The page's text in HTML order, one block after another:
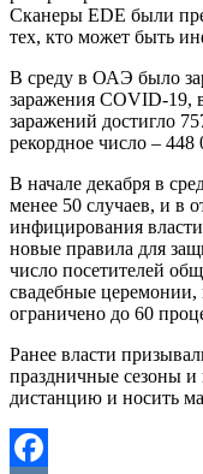
Сканеры EDE были
тех, кто может быть
В среду в ОАЭ было
заражения COVID-19,
заражений достигло
рекордное число –
В начале декабря в
менее 50 случаев, и в
инфицирования
новые правила для
число посетителей
свадебные
ограничено до 60
Ранее власти
праздничные сезоны и
дистанцию и носить